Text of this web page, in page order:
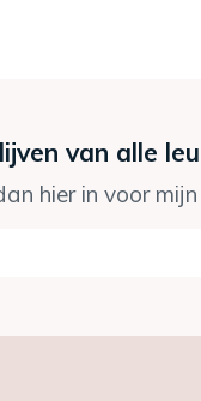
van alle
hier in voor